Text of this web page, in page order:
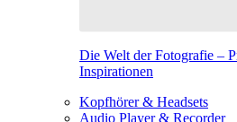
Die Welt der Fotografie –
Inspirationen
Kopfhörer & Headsets
Audio Player & Recorder